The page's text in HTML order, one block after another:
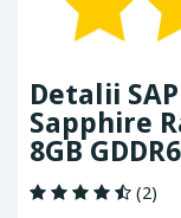
Detalii
Sapphire
8GB
(2)